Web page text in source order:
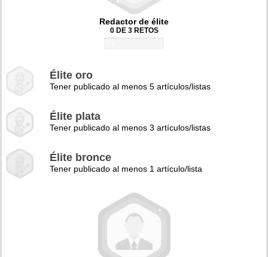
Redactor de élite
0 DE 3 RETOS
Élite oro
Tener publicado al menos 5 artículos/listas
Élite plata
Tener publicado al menos 3 artículos/listas
Élite bronce
Tener publicado al menos 1 artículo/lista